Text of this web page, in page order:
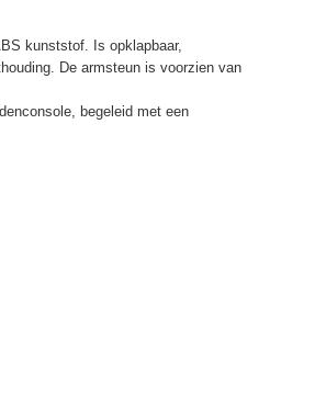
kunststof. Is opklapbaar,
De armsteun is voorzien van
begeleid met een